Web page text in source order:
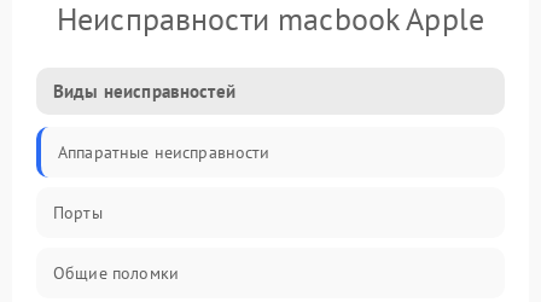
Неисправности macbook Apple
Виды неисправностей
Аппаратные неисправности
Порты
Общие поломки